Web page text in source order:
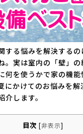
する悩みを解決するの
。実は室内の「壁」
何を使うかで家の機能
にかけてのお悩みを
します。
目次 [非表示]